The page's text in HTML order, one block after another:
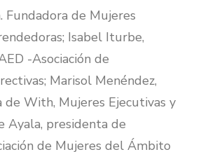
Fundadora de Mujeres
Isabel Iturbe,
-Asociación de
Marisol Menéndez,
de With, Mujeres Ejecutivas y
Ayala, presidenta de
de Mujeres del Ámbito